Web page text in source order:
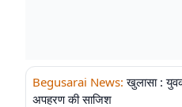
Begusarai News: खुलासा :
अपहरण की साजिश